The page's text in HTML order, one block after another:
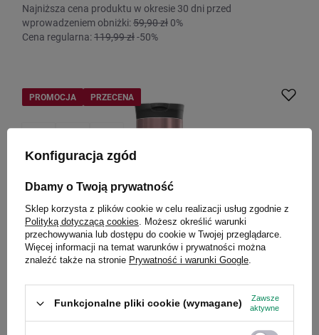
Najniższa cena produktu w okresie 30 dni przed
wprowadzeniem obniżki:59,90 zł 0%
Cena regularna:119,99 zł-50%
PROMOCJA PRZECENA
Model: Huron 2.0
Konfiguracja zgód
Dbamy o Twoją prywatność
Sklep korzysta z plików cookie w celu realizacji usług zgodnie z
Polityką dotyczącą cookies. Możesz określić warunki
przechowywania lub dostępu do cookie w Twojej przeglądarce.
Więcej informacji na temat warunków i prywatności można
znaleźć także na stronie Prywatność i warunki Google.
Funkcjonalne pliki cookie (wymagane)
Zawsze
aktywne